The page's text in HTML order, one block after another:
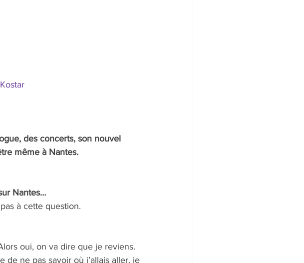
des concerts, son nouvel
même à Nantes.
Nantes…
à cette question.
oui, on va dire que je reviens.
de ne pas savoir où j’allais aller, je